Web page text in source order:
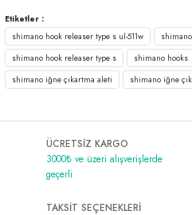
Etiketler :
shimano hook releaser type s ul-511w
shimano hook releaser type s
shimano hooks
shimano iğne çıkartma aleti
shimano iğne
ÜCRETSİZ KARGO
3000₺ ve üzeri alışverişlerde
geçerli
TAKSİT SEÇENEKLERİ